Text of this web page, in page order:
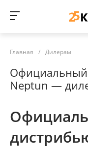
Главная / Дилерам
Официальный
Neptun —